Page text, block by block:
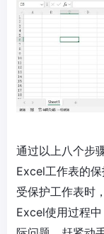
通过以上八个步
Excel工作表的
受保护工作表时
Excel使用过程